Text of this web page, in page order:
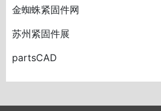
金蜘蛛紧固件网
苏州紧固件展
partsCAD